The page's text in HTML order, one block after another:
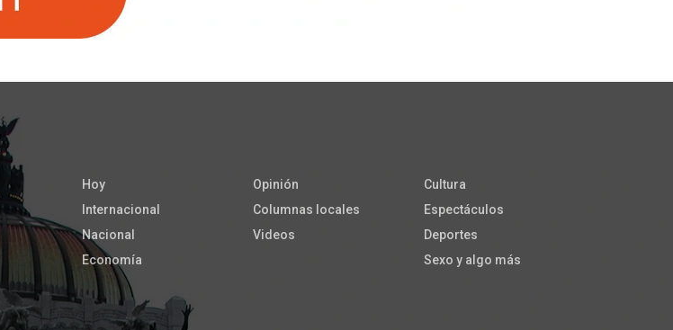
Hoy
Internacional
Nacional
Economía
Opinión
Columnas locales
Videos
Cultura
Espectáculos
Deportes
Sexo y algo más